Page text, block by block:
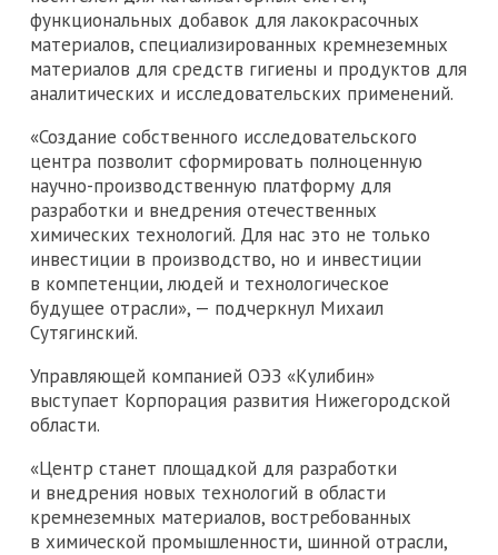
функциональных добавок для лакокрасочных
материалов, специализированных кремнеземных
материалов для средств гигиены и продуктов для
аналитических и исследовательских применений.
«Создание собственного исследовательского
центра позволит сформировать полноценную
научно-производственную платформу для
разработки и внедрения отечественных
химических технологий. Для нас это не только
инвестиции в производство, но и инвестиции
в компетенции, людей и технологическое
будущее отрасли», — подчеркнул Михаил
Сутягинский.
Управляющей компанией ОЭЗ «Кулибин»
выступает Корпорация развития Нижегородской
области.
«Центр станет площадкой для разработки
и внедрения новых технологий в области
кремнеземных материалов, востребованных
в химической промышленности, шинной отрасли,